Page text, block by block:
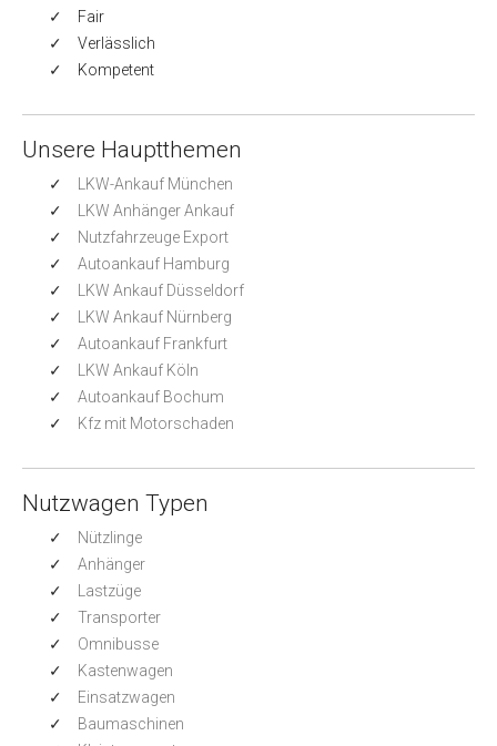
Fair
Verlässlich
Kompetent
Unsere Hauptthemen
LKW-Ankauf München
LKW Anhänger Ankauf
Nutzfahrzeuge Export
Autoankauf Hamburg
LKW Ankauf Düsseldorf
LKW Ankauf Nürnberg
Autoankauf Frankfurt
LKW Ankauf Köln
Autoankauf Bochum
Kfz mit Motorschaden
Nutzwagen Typen
Nützlinge
Anhänger
Lastzüge
Transporter
Omnibusse
Kastenwagen
Einsatzwagen
Baumaschinen